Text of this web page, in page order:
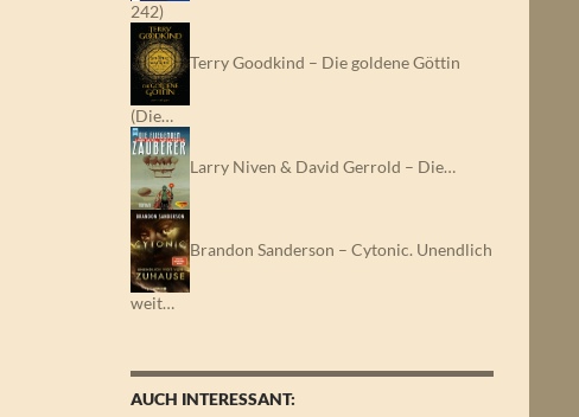
242)
Terry Goodkind – Die goldene Göttin
(Die…
Larry Niven & David Gerrold – Die…
Brandon Sanderson – Cytonic. Unendlich
weit…
AUCH INTERESSANT: